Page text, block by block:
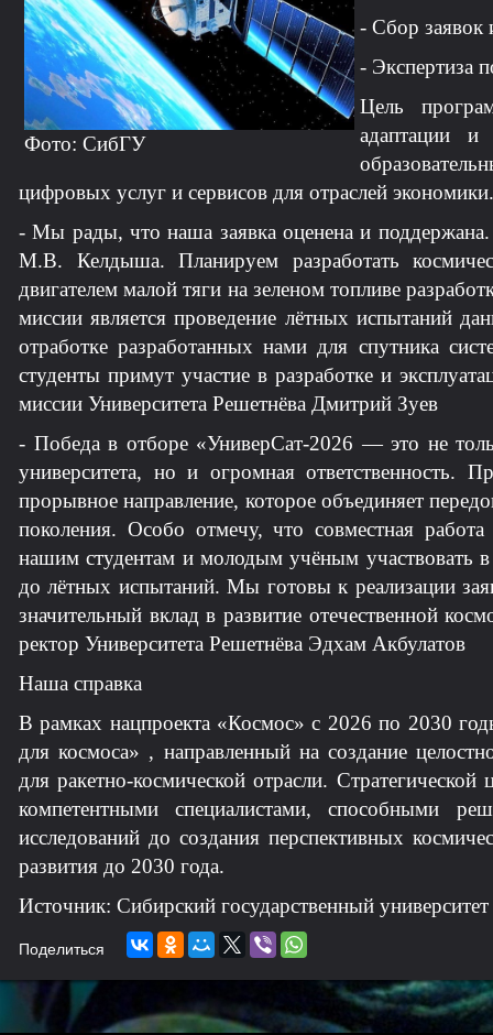
Фото: СибГУ
- Сбор заявок
- Экспертиза
Цель
адаптации
цифровых услуг и сервисов для отраслей экономики.
- Мы рады, что наша заявка оценена и поддержана.
М.В. Келдыша. Планируем разработать
двигателем малой тяги на зеленом топливе
миссии является проведение лётных испытаний
отработке разработанных нами для спутника
студенты примут участие в разработке и
миссии Университета Решетнёва Дмитрий Зуев
- Победа в отборе «УниверСат-2026 — это не
университета, но и огромная ответственность.
прорывное направление, которое объединяет
поколения. Особо отмечу, что совместная
нашим студентам и молодым учёным участвовать
до лётных испытаний. Мы готовы к реализации
значительный вклад в развитие отечественной
ректор Университета Решетнёва Эдхам Акбулатов
Наша справка
В рамках нацпроекта «Космос» с 2026 по 2030
для космоса» , направленный на создание
для ракетно-космической отрасли.
компетентными специалистами, способными
исследований до создания перспективных
развития до 2030 года.
Источник: Сибирский государственный
Поделиться